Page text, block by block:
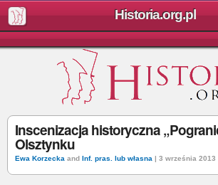
Historia.org.pl
Inscenizacja historyczna
Olsztynku
Ewa Korzecka and Inf. pras. lub własna | 3 września 2013